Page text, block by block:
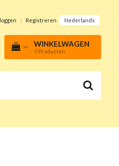
| Registreren Nederlands
WINKELWAGEN
0 Producten